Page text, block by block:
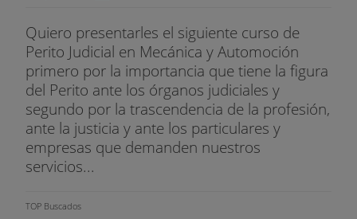
Quiero presentarles el siguiente curso de
Perito Judicial en Mecánica y Automoción
primero por la importancia que tiene la figura
del Perito ante los órganos judiciales y
segundo por la trascendencia de la profesión,
ante la justicia y ante los particulares y
empresas que demanden nuestros
servicios...
TOP Buscados